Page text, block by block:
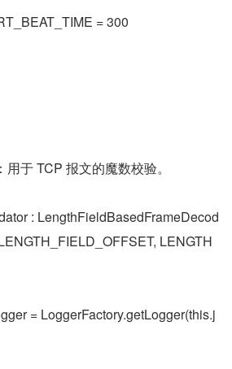
= 300
于 TCP 报文的魔数校验。
: LengthFieldBasedFrameDecod
LENGTH
= LoggerFactory.getLogger(this.j